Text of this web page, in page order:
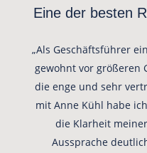
Eine der besten
„Als Geschäftsführer
gewohnt vor größeren
die enge und sehr
mit Anne Kühl habe
die Klarheit
Aussprache